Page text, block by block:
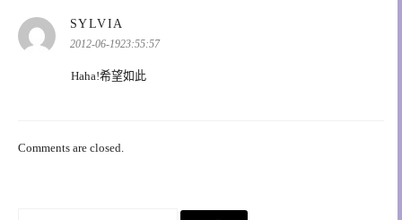
SYLVIA
示:
2012-06-1923:55:57
Haha!希望如此
Comments are closed.